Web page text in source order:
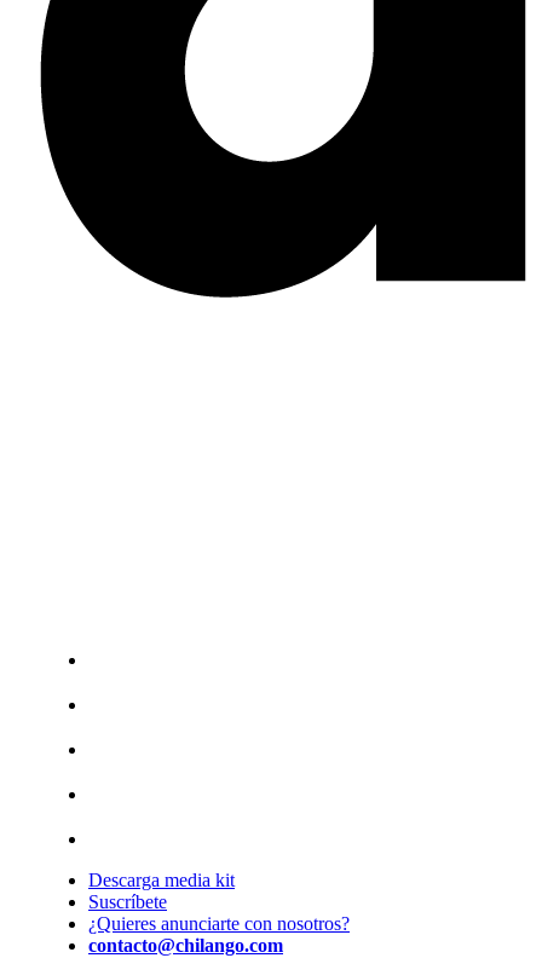
Descarga media kit
Suscríbete
¿Quieres anunciarte con nosotros?
contacto@chilango.com